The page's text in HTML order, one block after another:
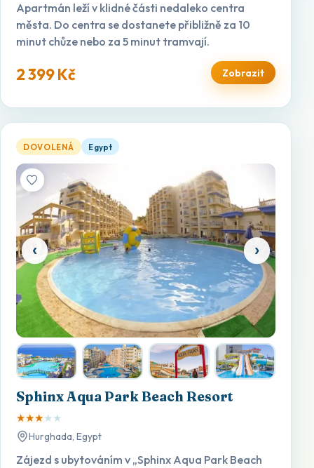
Apartmán leží v klidné části nedaleko centra
města. Do centra se dostanete přibližně za 10
minut chůze nebo za 5 minut tramvají.
2 399 Kč Zobrazit
Sphinx Aqua Park Beach Resort — otevřít detail
DOVOLENÁ Egypt
‹ ›
Sphinx Aqua Park Beach Resort
★★★★★
Hurghada, Egypt
Zájezd s ubytováním v „Sphinx Aqua Park Beach